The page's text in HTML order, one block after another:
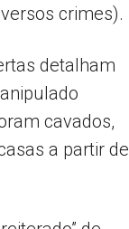
crimes).
detalham
cavados,
a partir de